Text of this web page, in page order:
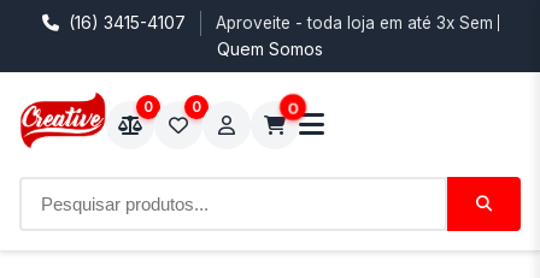
(16) 3415-4107 Aproveite - toda loja em até 3x Sem
Quem Somos
0 0 0